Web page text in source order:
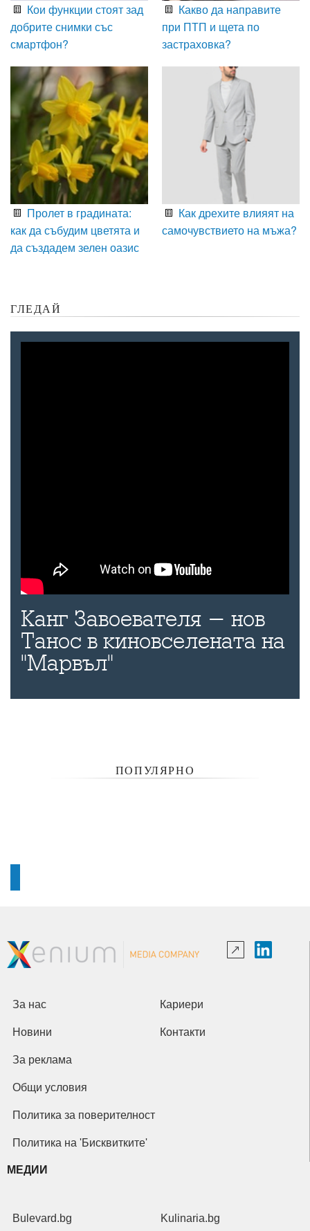
Кои функции стоят зад
добрите снимки със
смартфон?
Какво да направите
при ПТП и щета по
застраховка?
Пролет в градината:
как да събудим цветята и
да създадем зелен оазис
Как дрехите влияят на
самочувствието на мъжа?
ГЛЕДАЙ
Канг Завоевателя - нов
Танос в киновселената на
"Марвъл"
ПОПУЛЯРНО
За нас Кариери
Новини Контакти
За реклама
Общи условия
Политика за поверителност
Политика на 'Бисквитките'
МЕДИИ
Bulevard.bg Kulinaria.bg